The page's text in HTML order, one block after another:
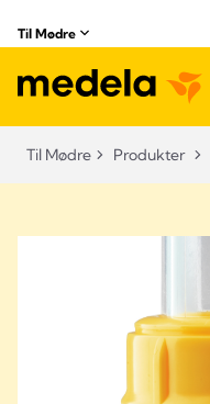
Til Mødre
Til Mødre Produkter